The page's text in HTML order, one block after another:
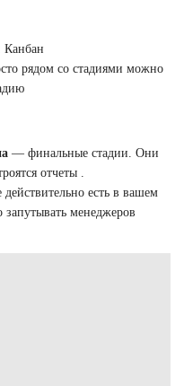
Канбан
рядом со стадиями можно
— финальные стадии. Они
отчеты .
действительно есть в вашем
менеджеров